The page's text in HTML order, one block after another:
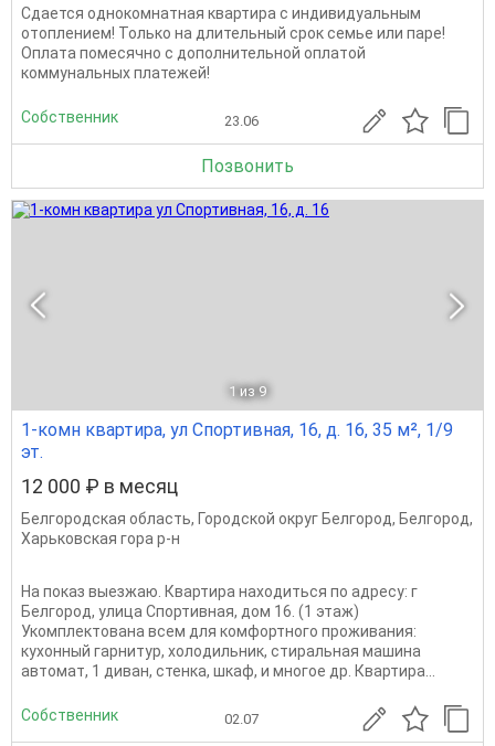
Сдается однокомнатная квартира с индивидуальным
отоплением! Только на длительный срок семье или паре!
Оплата помесячно с дополнительной оплатой
коммунальных платежей!
Собственник 23.06
Позвонить
1 из 9
1-комн квартира, ул Спортивная, 16, д. 16, 35 м², 1/9
эт.
12 000 ₽ в месяц
Белгородская область, Городской округ Белгород, Белгород,
Харьковская гора р-н
На показ выезжаю. Квартира находиться по адресу: г
Белгород, улица Спортивная, дом 16. (1 этаж)
Укомплектована всем для комфортного проживания:
кухонный гарнитур, холодильник, стиральная машина
автомат, 1 диван, стенка, шкаф, и многое др. Квартира...
Собственник 02.07